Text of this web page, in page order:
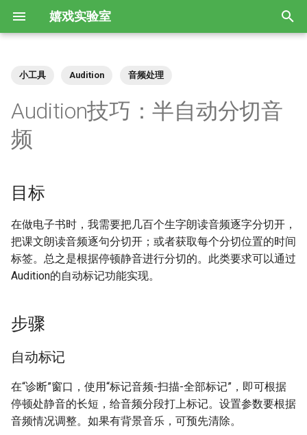
嬉戏实验室
始
化
索
引
擎
《幼儿识字90天：认识书中
80%的汉字》
字）
如何看待《义务教育常用词表
（草案）》出版并对外发布
秋季更新）
小学语文识字卡片（2020年
古人识字的特点
规则
部编版小学语文教材拼音是什
一年级孩子看书特别快，但很
孩子不爱学习，毛糙、应付怎
么办？
缺乏普遍性？
学英语从哪里开始？
如何学习英语音标？
写就不会了
汉语拼音韵母o的读法
“共”为什么从部首“艹”可以查
到
一年级下学期拼音字母表为什
汉字
遇到难字怎么输入
不爱写怎么办
孩子不爱学习？先让他爱上读
却是石榴知立夏，年年此日一
蔬菜青，蔬菜青，说说笑笑到
北京：城里的字
孩子只想听音频故事不想读书
发布，你家孩子“撞名”了吗？
春节假期里，怎么让孩子读书
表
自制儿童识字分级字表
法
《拼字》游戏软件说明文档
计算机软件著作权登记实例
跟我的《拼字》“同款”的几种
《通用规范汉字表》中构字最
多的100个部件
2678字笔顺动画
是不是只有汉字才能写出书法
为什么英语和拼音要学两套手
为什么小学英语教材要用这种
书论：唐·韩方明《授笔要
说》
的游戏框架
Arcade学习笔记
和入门实例
PygameZero助手（比照
Scratch而做的增强）
PygameZero资源
初学python，有哪些编辑器推
荐
连环图画琐谈
人生识字胡涂始
王镛书苏轼石苍舒醉墨堂诗
《传统语文教育教材论》阅读
笔记
大语言模型评定普通话水平的
效果
展
如何确保书稿批量替换或转换
不出错
校对工具AI Proofreader的审
大语言模型校对工具AI
比较AI模型用于中文校对的效
果
步骤
调整标记
sublime Text插件
成）
Phaser3的模块结构
Phaser3常识答问（一）
Phaser3常识答问（二）
Phaser2官网实例学习笔记
一个业余习Phaser的野路子
ScaleManager窗口适配
ScenePlugin场景管理器
LoaderPlugin加载器
Sprite精灵
Phaser.GameObjects.Text文
Container容器
Group组
第二节 - 加载资源
第四节 - 平台
第5节 - 玩家
第6节 - 添加物理系统
第8节 - 收集星星
第9节 - 计分
第10节 - 跳跳弹
模板
ConTeXt简介和中文排版效果
ConTeXt LMTX中文竖排思路
ConTeXt+LMTX双行夹注的简
用Cursor探索ConTeXt代码库
体验Typst
弹醉琴/如击鼓/直到手指滴
血：布考斯基诗集
译
黑馍爱夹菜（试译）
约翰·凡蒂（John Fante）
大时代，读小诗
理性分层，或比的词族
沉迷日志
小工具 Audition 音频处理
Audition技巧：半自动分切音
频
目标
在做电子书时，我需要把几百个生字朗读音频逐字分切开，
把课文朗读音频逐句分切开；或者获取每个分切位置的时间
标签。总之是根据停顿静音进行分切的。此类要求可以通过
Audition的自动标记功能实现。
步骤
自动标记
在“诊断”窗口，使用“标记音频-扫描-全部标记”，即可根据
停顿处静音的长短，给音频分段打上标记。设置参数要根据
音频情况调整。如果有背景音乐，可预先清除。